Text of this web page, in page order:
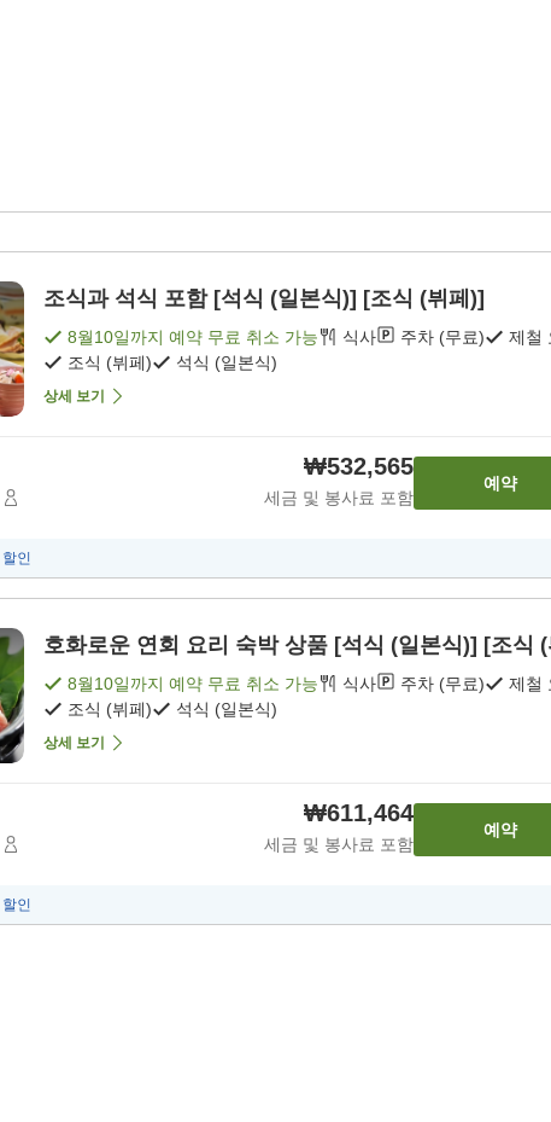
조식과 석식 포함 [석식 (일본식)] [조식 (뷔페)]
8월10일까지 예약 무료 취소 가능 식사 주차 (무료)
제철
조식 (뷔페)
석식 (일본식)
상세 보기
₩532,565
세금 및 봉사료 포함
예약
할인
호화로운 연회 요리 숙박 상품 [석식 (일본식)] [조식 (
8월10일까지 예약 무료 취소 가능 식사 주차 (무료)
제철
조식 (뷔페)
석식 (일본식)
상세 보기
₩611,464
세금 및 봉사료 포함
예약
할인